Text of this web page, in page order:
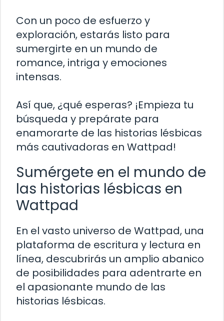
Con un poco de esfuerzo y
exploración, estarás listo para
sumergirte en un mundo de
romance, intriga y emociones
intensas.
Así que, ¿qué esperas? ¡Empieza tu
búsqueda y prepárate para
enamorarte de las historias lésbicas
más cautivadoras en Wattpad!
Sumérgete en el mundo de
las historias lésbicas en
Wattpad
En el vasto universo de Wattpad, una
plataforma de escritura y lectura en
línea, descubrirás un amplio abanico
de posibilidades para adentrarte en
el apasionante mundo de las
historias lésbicas.